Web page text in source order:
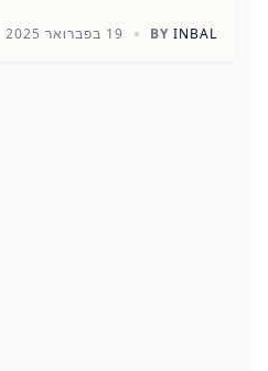
BY INBAL 19 בפברואר 2025